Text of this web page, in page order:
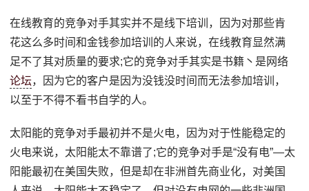
在线教育的竞争对手其实并不是线下培训，因为对那些肯
花这么多时间和金钱参加培训的人来说，在线教育显然满
足不了其对质量的要求;它的竞争对手其实是书籍丶是网络
论坛，因为它的客户是因为没钱没时间而无法参加培训，
以至于不得不看书自学的人。
太阳能的竞争对手最初并不是火电，因为对于性能稳定的
火电来说，太阳能太不靠谱了;它的竞争对手是“没有电”—太
阳能最初在美国失败，但是却在非洲首先商业化，对美国